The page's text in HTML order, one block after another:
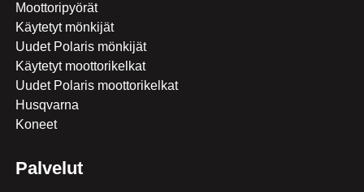
Moottoripyörät
Käytetyt mönkijät
Uudet Polaris mönkijät
Käytetyt moottorikelkat
Uudet Polaris moottorikelkat
Husqvarna
Koneet
Palvelut